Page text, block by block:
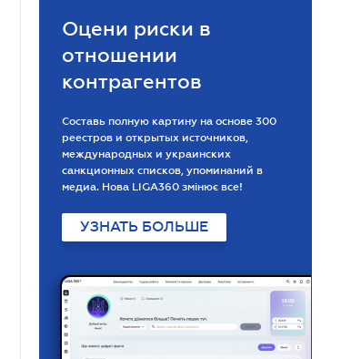
Оцени риски в
отношении
контрагентов
Составь полную картину на основе 300
реестров и открытых источников,
международных и украинских
санкционных списков, упоминаний в
медиа. Нова LIGA360 змінює все!
УЗНАТЬ БОЛЬШЕ